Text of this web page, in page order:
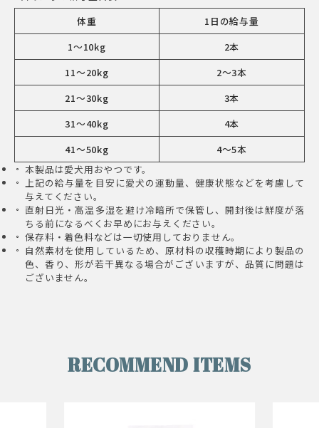
体重
1日の給与量
1～10kg
2本
11～20kg
2〜3本
21～30kg
3本
31〜40kg
4本
41〜50kg
4〜5本
本製品は愛犬用おやつです。
上記の給与量を目安に愛犬の運動量、健康状態などを考慮して
与えてください。
直射日光・高温多湿を避け冷暗所で保管し、開封後は鮮度が落
ちる前になるべくお早めにお与えください。
保存料・着色料などは一切使用しておりません。
自然素材を使用しているため、原材料の収穫時期により製品の
色、香り、形が若干異なる場合がございますが、品質に問題は
ございません。
RECOMMEND ITEMS